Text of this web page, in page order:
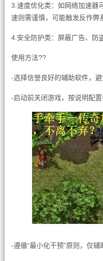
3.速度优化类：如网络加速器
速则需谨慎，可能触发反作弊
4.安全防护类：屏蔽广告、防
使用方法??
-选择信誉良好的辅助软件，
-启动前关闭游戏，按说明配
-遵循“最小化干预”原则，仅